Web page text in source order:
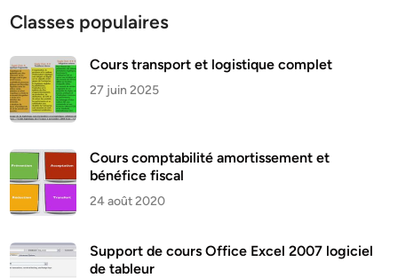
Classes populaires
Cours transport et logistique complet
27 juin 2025
Cours comptabilité amortissement et
bénéfice fiscal
24 août 2020
Support de cours Office Excel 2007 logiciel
de tableur